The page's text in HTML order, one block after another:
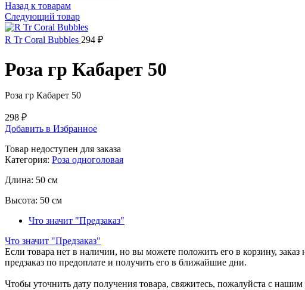
Назад к товарам
Следующий товар
R Tr Coral Bubbles 294 ₽
Роза гр Кабарет 50
Роза гр Кабарет 50
298 ₽
Добавить в Избранное
Товар недоступен для заказа
Категория: Роза одноголовая
Длина: 50 см
Высота: 50 см
Что значит "Предзаказ"
Что значит "Предзаказ"
Если товара нет в наличии, но вы можете положить его в корзину,
предзаказ по предоплате и получить его в ближайшие дни.
Чтобы уточнить дату получения товара, свяжитесь, пожалуйста с